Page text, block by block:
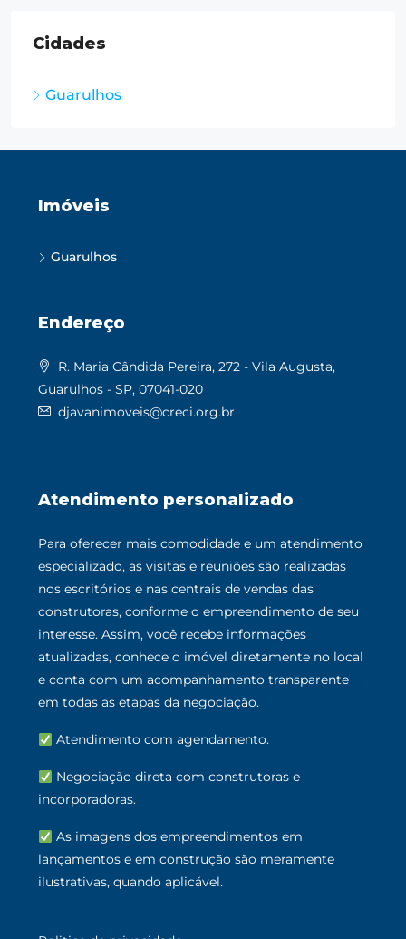
Cidades
Guarulhos
Imóveis
Guarulhos
Endereço
R. Maria Cândida Pereira, 272 - Vila Augusta,
Guarulhos - SP, 07041-020
djavanimoveis@creci.org.br
Atendimento personalizado
Para oferecer mais comodidade e um atendimento
especializado, as visitas e reuniões são realizadas
nos escritórios e nas centrais de vendas das
construtoras, conforme o empreendimento de seu
interesse. Assim, você recebe informações
atualizadas, conhece o imóvel diretamente no local
e conta com um acompanhamento transparente
em todas as etapas da negociação.
Atendimento com agendamento.
Negociação direta com construtoras e
incorporadoras.
As imagens dos empreendimentos em
lançamentos e em construção são meramente
ilustrativas, quando aplicável.